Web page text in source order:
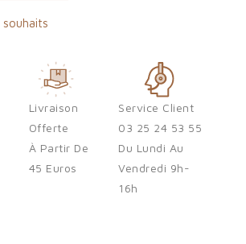
souhaits
Livraison
Offerte
À Partir De
45 Euros
Service Client
03 25 24 53 55
Du Lundi Au
Vendredi 9h-
16h
logged in to save products in your wish list.